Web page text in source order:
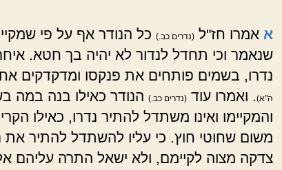
א אמרו חז"ל (נדרים כב.) כל הנודר אף על פי
שנאמר וכי תחדל לנדור לא יהיה בך חטא.
נדרו, בשמים פותחים את פנקסו ומדקדקים
ה"א). ואמרו עוד (נדרים כב.) הנודר כאילו בנה במה
והמקיימו ואינו משתדל להתיר נדרו, כאילו
משום שחוטי חוץ. כי עליו להשתדל להתיר את
צדקה מצוה לקיימם, ולא ישאל התרה עליהם